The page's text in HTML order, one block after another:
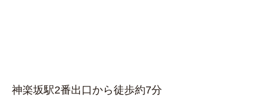
神楽坂駅2番出口から徒歩約7分